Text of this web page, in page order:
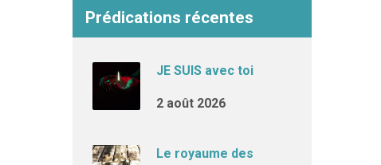
Prédications récentes
JE SUIS avec toi
2 août 2026
Le royaume des